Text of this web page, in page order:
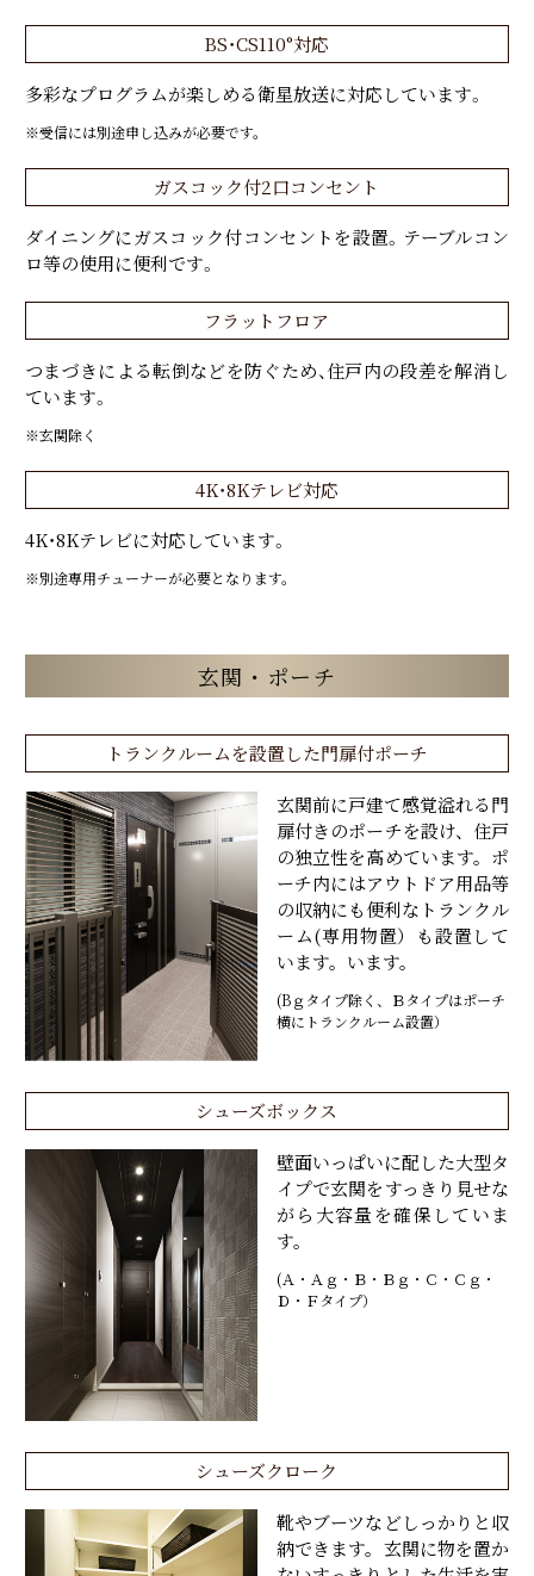
BS・CS110°対応
多彩なプログラムが楽しめる衛星放送に対応しています。
※受信には別途申し込みが必要です。
ガスコック付2口コンセント
ダイニングにガスコック付コンセントを設置。テーブルコン
ロ等の使用に便利です。
フラットフロア
つまづきによる転倒などを防ぐため、住戸内の段差を解消し
ています。
※玄関除く
4K・8Kテレビ対応
4K・8Kテレビに対応しています。
※別途専用チューナーが必要となります。
玄関・ポーチ
トランクルームを設置した門扉付ポーチ
玄関前に戸建て感覚溢れる門
扉付きのポーチを設け、住戸
の独立性を高めています。ポ
ーチ内にはアウトドア用品等
の収納にも便利なトランクル
ーム(専用物置）も設置して
います。います。
(Bｇタイプ除く、Ｂタイプはポーチ
横にトランクルーム設置）
シューズボックス
壁面いっぱいに配した大型タ
イプで玄関をすっきり見せな
がら大容量を確保していま
す。
(Ａ・Ａｇ・Ｂ・Ｂｇ・Ｃ・Ｃｇ・
Ｄ・Ｆタイプ）
シューズクローク
靴やブーツなどしっかりと収
納できます。玄関に物を置か